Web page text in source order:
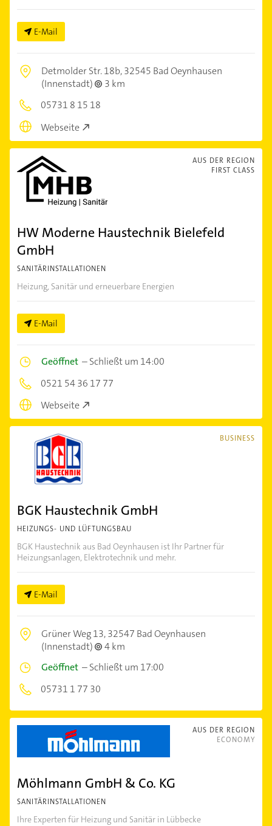
E-Mail
Detmolder Str. 18b,32545 Bad Oeynhausen
(Innenstadt)
3 km
05731 8 15 18
Webseite
AUS DER REGION
FIRST CLASS
HW Moderne Haustechnik Bielefeld
GmbH
SANITÄRINSTALLATIONEN
Heizung, Sanitär und erneuerbare Energien
E-Mail
Geöffnet –Schließt um 14:00
0521 54 36 17 77
Webseite
BUSINESS
BGK Haustechnik GmbH
HEIZUNGS- UND LÜFTUNGSBAU
BGK Haustechnik aus Bad Oeynhausen ist Ihr Partner für
Heizungsanlagen, Elektrotechnik und mehr.
E-Mail
Grüner Weg 13,32547 Bad Oeynhausen
(Innenstadt)
4 km
Geöffnet –Schließt um 17:00
05731 1 77 30
AUS DER REGION
ECONOMY
Möhlmann GmbH & Co. KG
SANITÄRINSTALLATIONEN
Ihre Experten für Heizung und Sanitär in Lübbecke